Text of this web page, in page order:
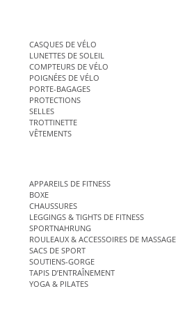
CASQUES DE VÉLO
LUNETTES DE SOLEIL
COMPTEURS DE VÉLO
POIGNÉES DE VÉLO
PORTE-BAGAGES
PROTECTIONS
SELLES
TROTTINETTE
VÊTEMENTS
APPAREILS DE FITNESS
BOXE
CHAUSSURES
LEGGINGS & TIGHTS DE FITNESS
SPORTNAHRUNG
ROULEAUX & ACCESSOIRES DE MASSAGE
SACS DE SPORT
SOUTIENS-GORGE
TAPIS D’ENTRAÎNEMENT
YOGA & PILATES